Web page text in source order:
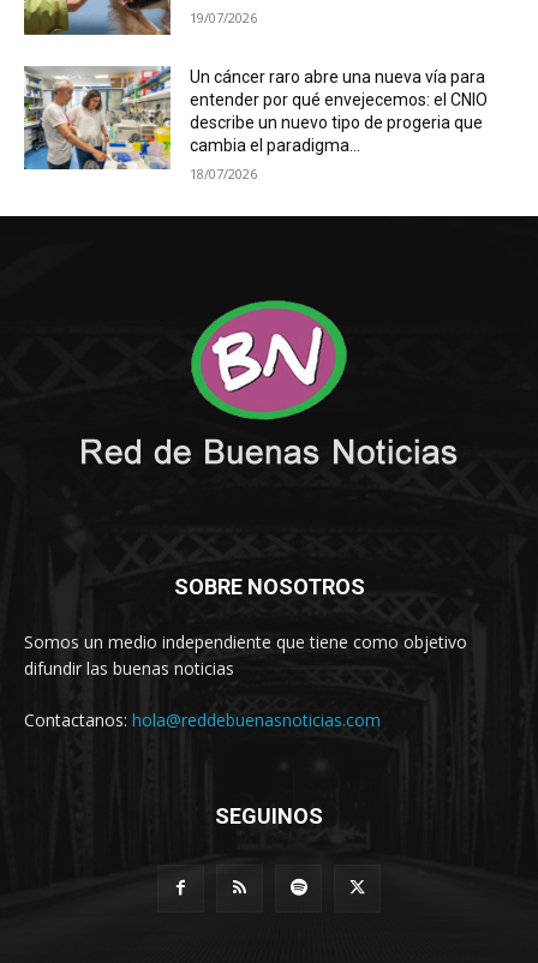
19/07/2026
Un cáncer raro abre una nueva vía para
entender por qué envejecemos: el CNIO
describe un nuevo tipo de progeria que
cambia el paradigma...
18/07/2026
SOBRE NOSOTROS
Somos un medio independiente que tiene como objetivo
difundir las buenas noticias
Contactanos: hola@reddebuenasnoticias.com
SEGUINOS